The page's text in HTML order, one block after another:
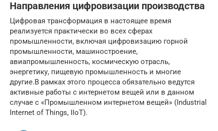
Направления цифровизации производства
Цифровая трансформация в настоящее время
реализуется практически во всех сферах
промышленности, включая цифровизацию горной
промышленности, машиностроение,
авиапромышленность, космическую отрасль,
энергетику, пищевую промышленность и многие
другие.В рамках этого процесса обязательно ведутся
активные работы с интернетом вещей или в данном
случае с «Промышленном интернетом вещей» (Industrial
Internet of Things, IIoT).